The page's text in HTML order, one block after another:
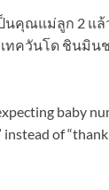
นคุณแม่ลูก 2 แ
ควันโด ชินมิน
baby
of